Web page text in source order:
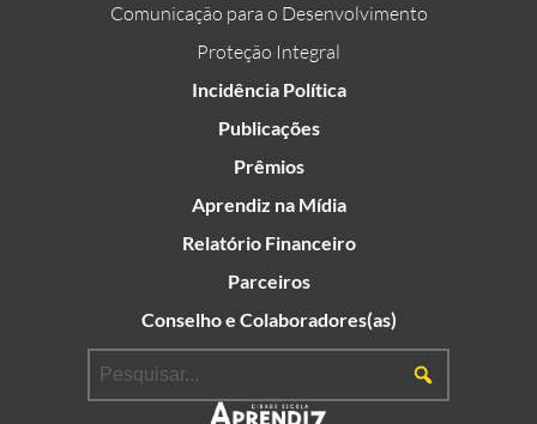
Comunicação para o Desenvolvimento
Proteção Integral
Incidência Política
Publicações
Prêmios
Aprendiz na Mídia
Relatório Financeiro
Parceiros
Conselho e Colaboradores(as)